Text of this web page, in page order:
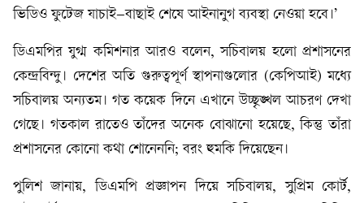
ভিডিও ফুটেজ যাচাই–বাছাই শেষে আইনানুগ ব্যবস্থা নেওয়া হবে।’
ডিএমপির যুগ্ম কমিশনার আরও বলেন, সচিবালয় হলো প্রশাসনের
কেন্দ্রবিন্দু। দেশের অতি গুরুত্বপূর্ণ স্থাপনাগুলোর (কেপিআই) মধ্যে
সচিবালয় অন্যতম। গত কয়েক দিনে এখানে উচ্ছৃঙ্খল আচরণ দেখা
গেছে। গতকাল রাতেও তাঁদের অনেক বোঝানো হয়েছে, কিন্তু তাঁরা
প্রশাসনের কোনো কথা শোনেননি; বরং হুমকি দিয়েছেন।
পুলিশ জানায়, ডিএমপি প্রজ্ঞাপন দিয়ে সচিবালয়, সুপ্রিম কোর্ট,